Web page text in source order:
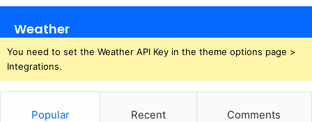
Weather
You need to set the Weather API Key in the theme options page >
Integrations.
Popular Recent Comments